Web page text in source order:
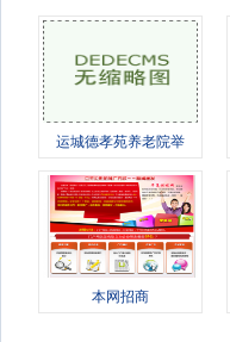
运城德孝苑养老院举
本网招商